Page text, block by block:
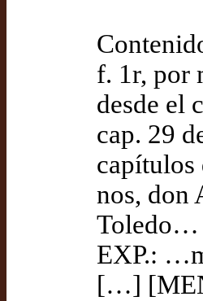
f. 1r, por
desde el
cap. 29
nos, don
Toledo…
EXP.:
[…]